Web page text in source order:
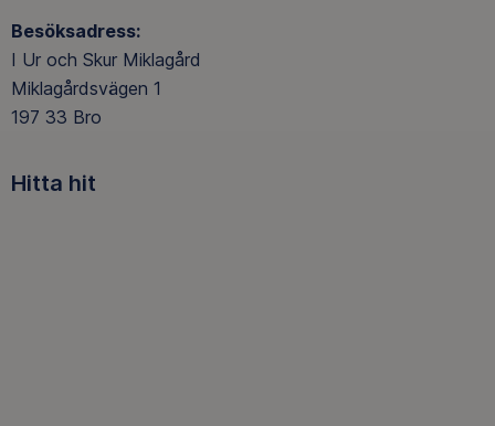
Besöksadress:
I Ur och Skur Miklagård
Miklagårdsvägen 1
197 33 Bro
Hitta hit